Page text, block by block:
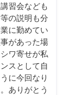
習会なども
の説明も分
に勤めてい
があった場
ワ寄せが私
スとして自
に今回なり
ありがとう